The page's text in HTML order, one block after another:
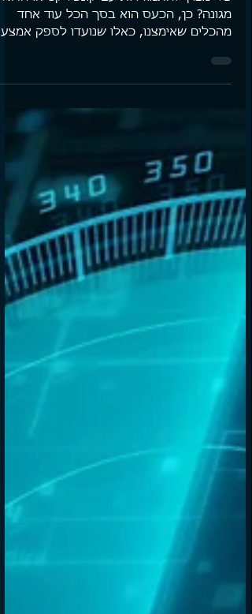
כעס
כלי מצוין להתמודדות עם קונפליקט או הרגל
מגונה? כן, הכעס הוא בסך הכל עוד אחד